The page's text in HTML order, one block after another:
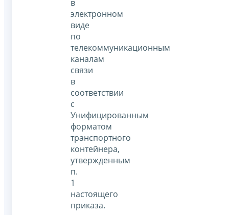
в
электронном
виде
по
телекоммуникационным
каналам
связи
в
соответствии
с
Унифицированным
форматом
транспортного
контейнера,
утвержденным
п.
1
настоящего
приказа.